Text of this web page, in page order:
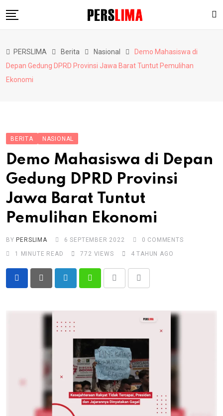
to
Pendidikan
Hiburan
PERSLIMA Berita Nasional
Demo Mahasiswa di
Depan Gedung DPRD Provinsi Jawa Barat Tuntut Pemulihan
Ekonomi
BERITA NASIONAL
Demo Mahasiswa di Depan
Gedung DPRD Provinsi
Jawa Barat Tuntut
Pemulihan Ekonomi
BY PERSLIMA 6 SEPTEMBER 2022 0 COMMENTS
1 MINUTE READ
772 VIEWS 4 TAHUN AGO
Email